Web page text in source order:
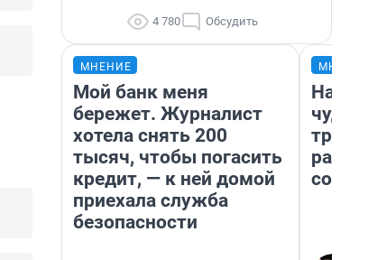
4 780 Обсудить
МНЕНИЕ
Мой банк меня
бережет. Журналист
хотела снять 200
тысяч, чтобы погасить
кредит, — к ней домой
приехала служба
безопасности